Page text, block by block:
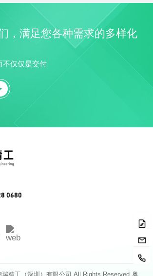
，满足您各种需求的多样化
不仅仅是交付
0680
精工（深圳）有限公司 All Rights Reserved 粤